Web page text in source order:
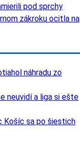
pod sprchy
zákroku ocitla na
náhradu zo
neuvidí a liga si ešte
Košíc sa po šiestich